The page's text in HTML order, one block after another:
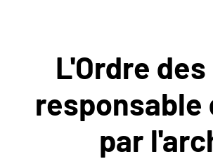
NOUS
CONTACTER
L'Ordre
par